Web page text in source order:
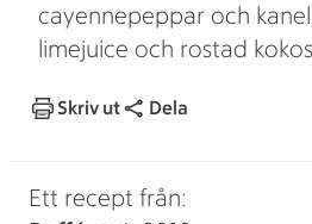
cayennepeppar och
limejuice och rostad
Skriv ut Dela
Ett recept från: